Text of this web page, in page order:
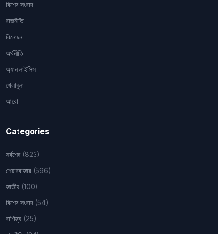
বিশেষ সংবাদ
রাজনীতি
বিনোদন
অর্থনীতি
অ্যানালাইসিস
খেলাধুলা
আরো
Categories
সর্বশেষ (823)
শেয়ারবাজার (596)
জাতীয় (100)
বিশেষ সংবাদ (54)
বাণিজ্য (25)